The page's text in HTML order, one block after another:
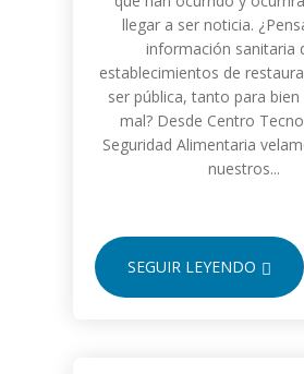
llegar a ser noticia.
información sanitaria
establecimientos de
ser pública, tanto para
mal? Desde Centro
Seguridad Alimentaria
nuestros...
SEGUIR LEYENDO